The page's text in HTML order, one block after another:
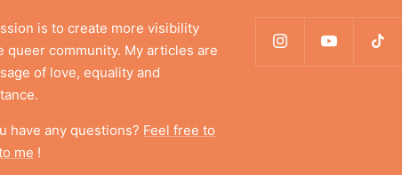
is to create more visibility
queer community. My articles are
of love, equality and
have any questions? Feel free to
me !